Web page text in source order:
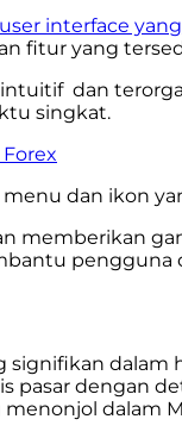
interface
fitur yang
dan
singkat.
dan ikon
memberikan
pengguna
dengan
menonjol dalam